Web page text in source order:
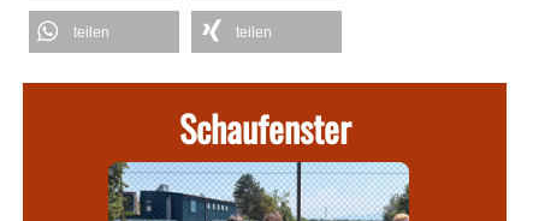
teilen teilen
Schaufenster